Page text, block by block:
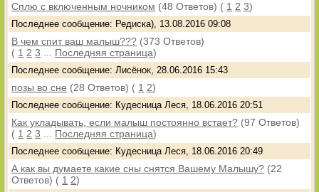
Сплю с включенным ночником (48 Ответов) ( 1 2 3)
Последнее сообщение: Редиска), 13.08.2016 09:08
В чем спит ваш малыш??? (373 Ответов)
( 1 2 3 Последняя страница)
Последнее сообщение: Лисёнок, 28.06.2016 15:43
позы во сне (28 Ответов) ( 1 2)
Последнее сообщение: Кудесница Леся, 18.06.2016 20:51
Как укладывать, если малыш постоянно встает? (97 Ответов)
( 1 2 3 Последняя страница)
Последнее сообщение: Кудесница Леся, 18.06.2016 20:49
А как вы думаете какие сны снятся Вашему Малышу? (22
Ответов) ( 1 2)